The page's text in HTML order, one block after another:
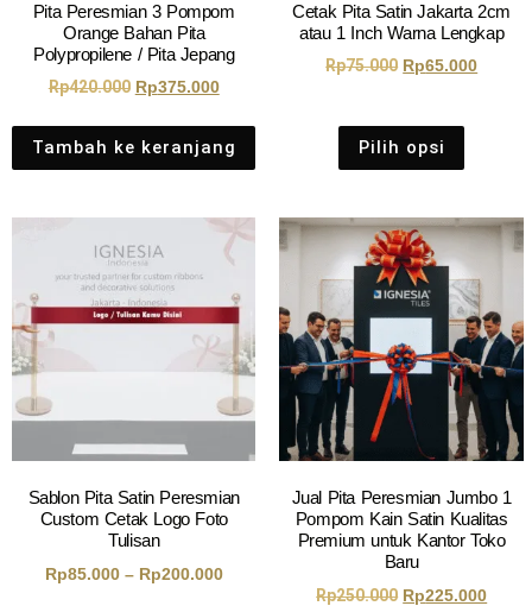
Pita Peresmian 3 Pompom
Orange Bahan Pita
Polypropilene / Pita Jepang
Rp420.000 Rp375.000
Tambah ke keranjang
Cetak Pita Satin Jakarta 2cm
atau 1 Inch Warna Lengkap
Rp75.000 Rp65.000
Pilih opsi
Sablon Pita Satin Peresmian
Custom Cetak Logo Foto
Tulisan
Rp85.000 – Rp200.000
Jual Pita Peresmian Jumbo 1
Pompom Kain Satin Kualitas
Premium untuk Kantor Toko
Baru
Rp250.000 Rp225.000